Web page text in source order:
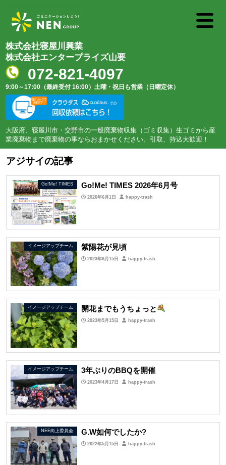
株式会社寝屋川興業
株式会社エンタープライズ山要
072-821-4097
9:00～17:00（最終受付 16:00） 土曜・祝日も営業（日曜定休）
大阪府、寝屋川市・交野市の一般廃棄物収集（ゴミ収集）生ゴミから産
業廃棄物まで廃棄物の事ならおまかせください。引取、持込大歓迎！
アジサイの記事
Go!Me! TIMES Go!Me! TIMES 2026年6月号
2026年6月1日 happy-trash
イメージアップチーム 紫陽花が見頃
2023年6月15日 happy-trash
イメージアップチーム 開花までもうちょっと
2023年5月15日 happy-trash
イメージアップチーム 3年ぶりのBBQを開催
2023年4月17日 happy-trash
NEE向上委員会 G.W如何でしたか?
2022年5月15日 happy-trash